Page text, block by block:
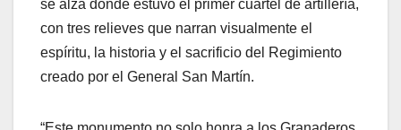
se alza donde estuvo el primer cuartel de artillería,
con tres relieves que narran visualmente el
espíritu, la historia y el sacrificio del Regimiento
creado por el General San Martín.